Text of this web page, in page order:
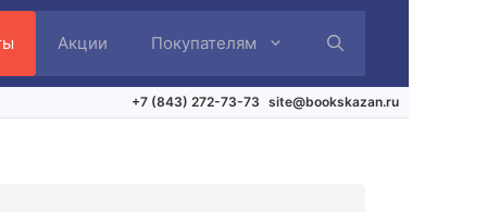
Акции Покупателям
+7 (843) 272-73-73 site@bookskazan.ru